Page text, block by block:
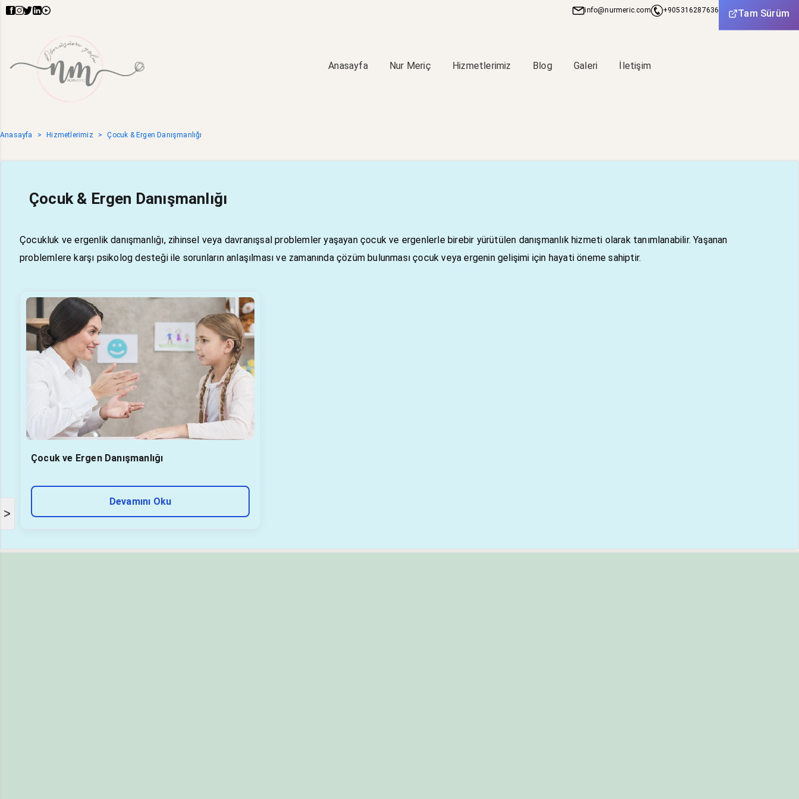
Tam Sürüm
info@nurmeric.com +905316287636 +905316287636
Anasayfa Nur Meriç Hizmetlerimiz Blog Galeri İletişim
>
Anasayfa Hizmetlerimiz Çocuk & Ergen Danışmanlığı
Çocuk & Ergen Danışmanlığı
Çocukluk ve ergenlik danışmanlığı, zihinsel veya davranışsal problemler yaşayan çocuk ve ergenlerle birebir yürütülen danışmanlık hizmeti olarak tanımlanabilir. Yaşanan
problemlere karşı psikolog desteği ile sorunların anlaşılması ve zamanında çözüm bulunması çocuk veya ergenin gelişimi için hayati öneme sahiptir.
Çocuk ve Ergen Danışmanlığı
Devamını Oku